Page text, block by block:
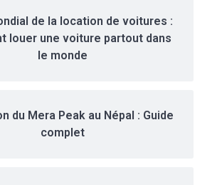
de la location de voitures :
louer une voiture partout dans
le monde
du Mera Peak au Népal : Guide
complet